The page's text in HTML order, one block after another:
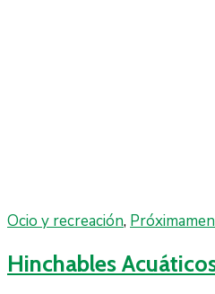
Ocio y recreación,
Hinchables